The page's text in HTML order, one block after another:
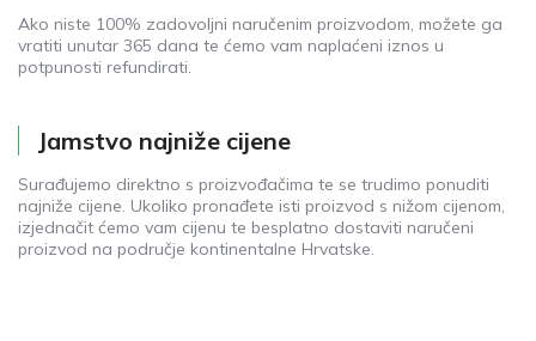
Ako niste 100% zadovoljni naručenim proizvodom, možete ga
vratiti unutar 365 dana te ćemo vam naplaćeni iznos u
potpunosti refundirati.
Jamstvo najniže cijene
Surađujemo direktno s proizvođačima te se trudimo ponuditi
najniže cijene. Ukoliko pronađete isti proizvod s nižom cijenom,
izjednačit ćemo vam cijenu te besplatno dostaviti naručeni
proizvod na područje kontinentalne Hrvatske.